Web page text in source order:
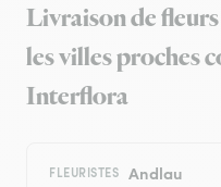
Livraison de
les villes proches
Interflora
FLEURISTES Andlau